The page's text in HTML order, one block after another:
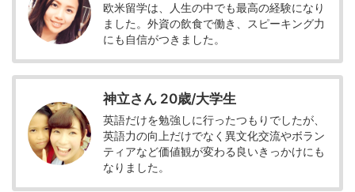
欧米留学は、人生の中でも最高の経験になり
ました。外資の飲食で働き、スピーキング力
にも自信がつきました。
神立さん 20歳/大学生
英語だけを勉強しに行ったつもりでしたが、
英語力の向上だけでなく異文化交流やボラン
ティアなど価値観が変わる良いきっかけにも
なりました。